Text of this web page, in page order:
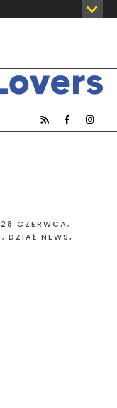
28 CZERWCA,
, DZIAŁ NEWS,